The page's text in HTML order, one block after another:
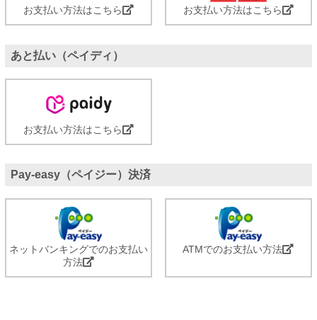
お支払い方法はこちら お支払い方法はこちら
あと払い（ペイディ）
お支払い方法はこちら
Pay-easy（ペイジー）決済
ネットバンキングでのお支払い
方法
ATMでのお支払い方法